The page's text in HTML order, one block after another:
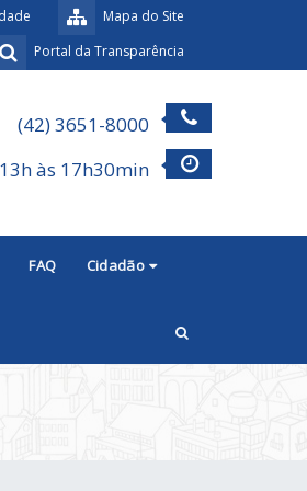
Mapa do Site
Portal da Transparência
(42) 3651-8000
às 17h30min
FAQ Cidadão